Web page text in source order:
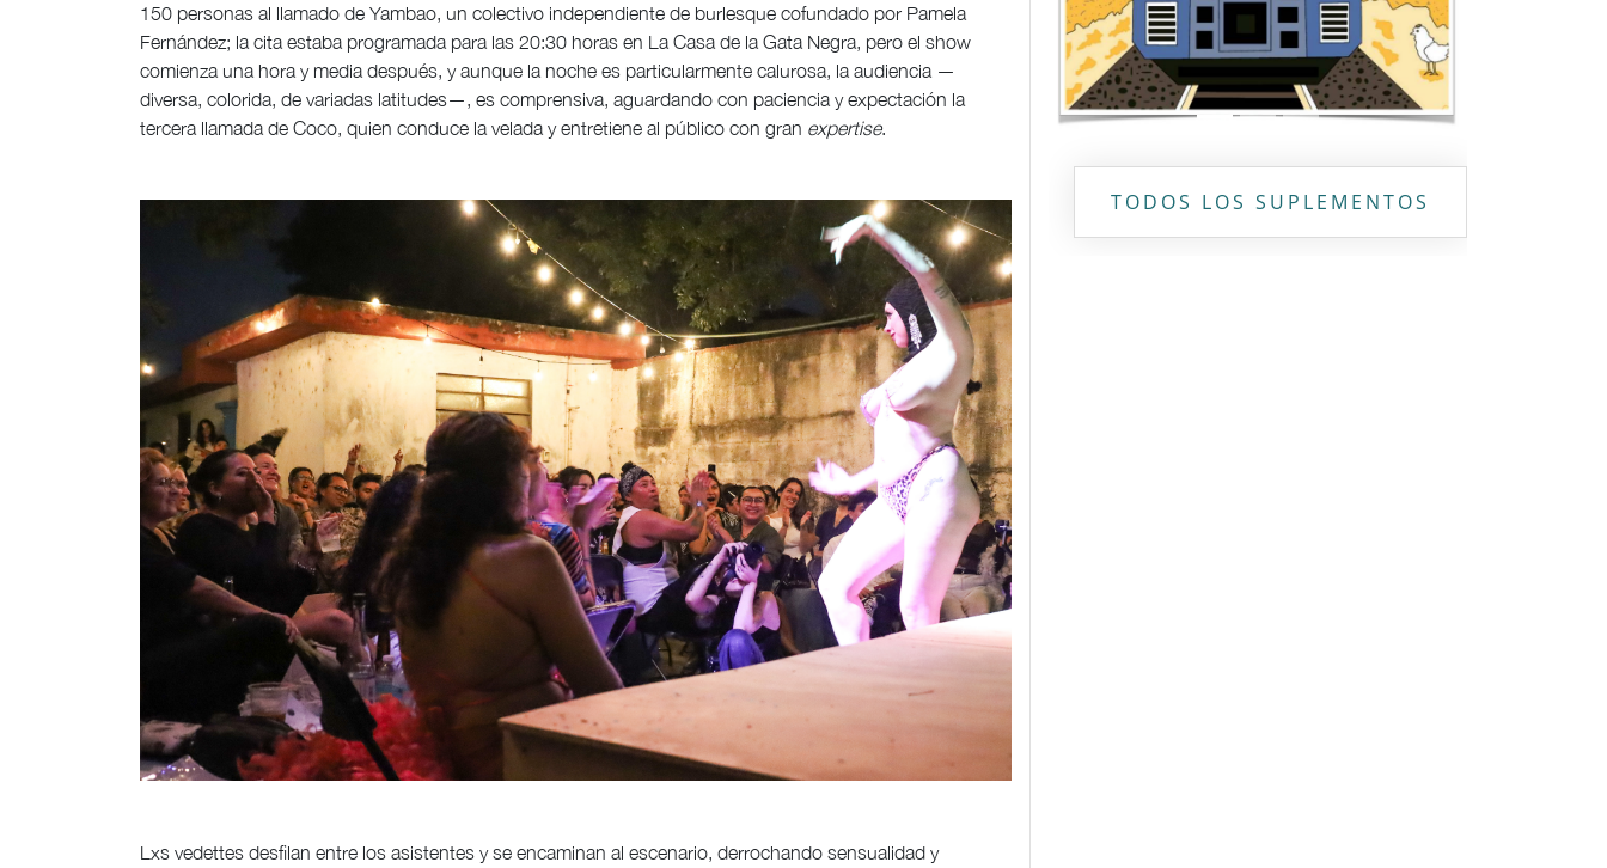
150 personas al llamado de Yambao, un colectivo independiente de burlesque cofundado por Pamela
Fernández; la cita estaba programada para las 20:30 horas en La Casa de la Gata Negra, pero el show
comienza una hora y media después, y aunque la noche es particularmente calurosa, la audiencia —
diversa, colorida, de variadas latitudes—, es comprensiva, aguardando con paciencia y expectación la
tercera llamada de Coco, quien conduce la velada y entretiene al público con gran expertise.
Lxs vedettes desfilan entre los asistentes y se encaminan al escenario, derrochando sensualidad y